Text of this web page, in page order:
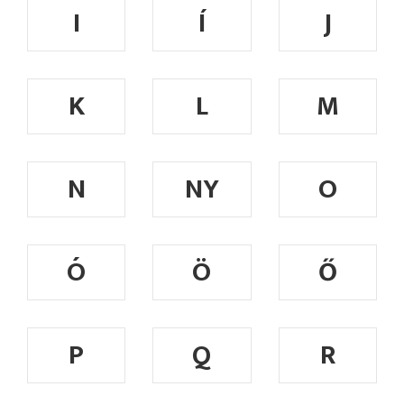
I
Í
J
K
L
M
N
NY
O
Ó
Ö
Ő
P
Q
R